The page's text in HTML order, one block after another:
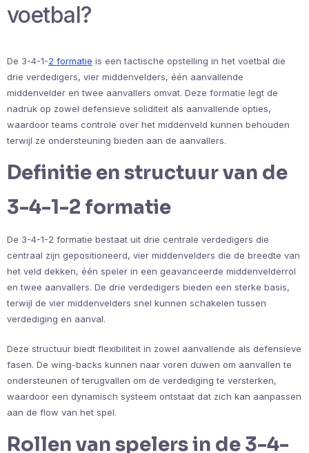
voetbal?
De 3-4-1-2 formatie is een tactische opstelling in het voetbal die
drie verdedigers, vier middenvelders, één aanvallende
middenvelder en twee aanvallers omvat. Deze formatie legt de
nadruk op zowel defensieve soliditeit als aanvallende opties,
waardoor teams controle over het middenveld kunnen behouden
terwijl ze ondersteuning bieden aan de aanvallers.
Definitie en structuur van de
3-4-1-2 formatie
De 3-4-1-2 formatie bestaat uit drie centrale verdedigers die
centraal zijn gepositioneerd, vier middenvelders die de breedte van
het veld dekken, één speler in een geavanceerde middenvelderrol
en twee aanvallers. De drie verdedigers bieden een sterke basis,
terwijl de vier middenvelders snel kunnen schakelen tussen
verdediging en aanval.
Deze structuur biedt flexibiliteit in zowel aanvallende als defensieve
fasen. De wing-backs kunnen naar voren duwen om aanvallen te
ondersteunen of terugvallen om de verdediging te versterken,
waardoor een dynamisch systeem ontstaat dat zich kan aanpassen
aan de flow van het spel.
Rollen van spelers in de 3-4-